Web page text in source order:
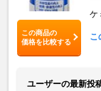
この商品の
価格を比較する
ケ
こ
ユーザーの最新投